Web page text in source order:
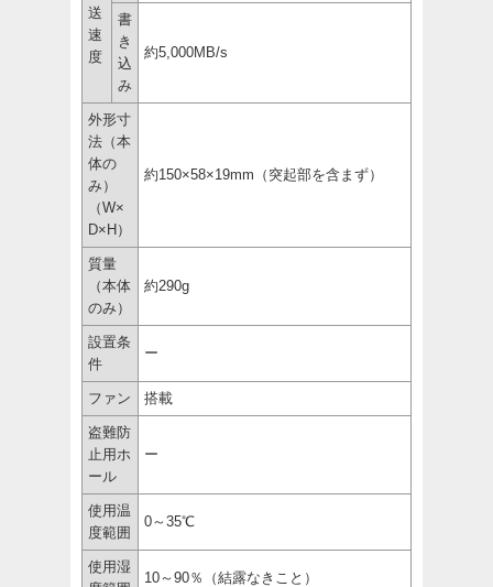
送
速
度
書
き
込
み
約5,000MB/s
外形寸
法（本
体の
み）
（W×
D×H）
約150×58×19mm（突起部を含まず）
質量
（本体
のみ）
約290g
設置条
件
ー
ファン 搭載
盗難防
止用ホ
ール
ー
使用温
度範囲
0～35℃
使用湿
10～90％（結露なきこと）